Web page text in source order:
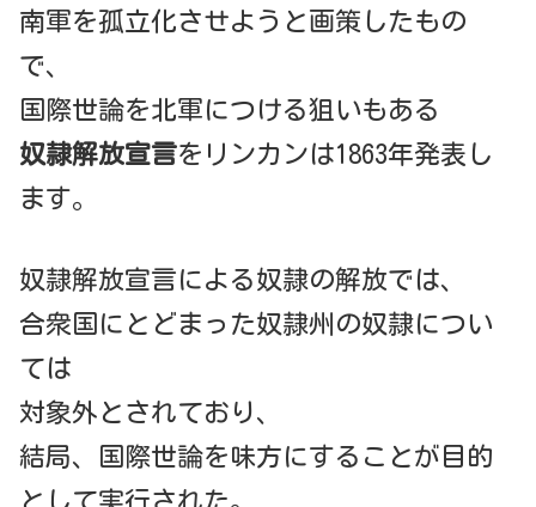
南軍を孤立化させようと画策したもの
で、
国際世論を北軍につける狙いもある
奴隷解放宣言をリンカンは1863年発表し
ます。
奴隷解放宣言による奴隷の解放では、
合衆国にとどまった奴隷州の奴隷につい
ては
対象外とされており、
結局、国際世論を味方にすることが目的
として実行された。